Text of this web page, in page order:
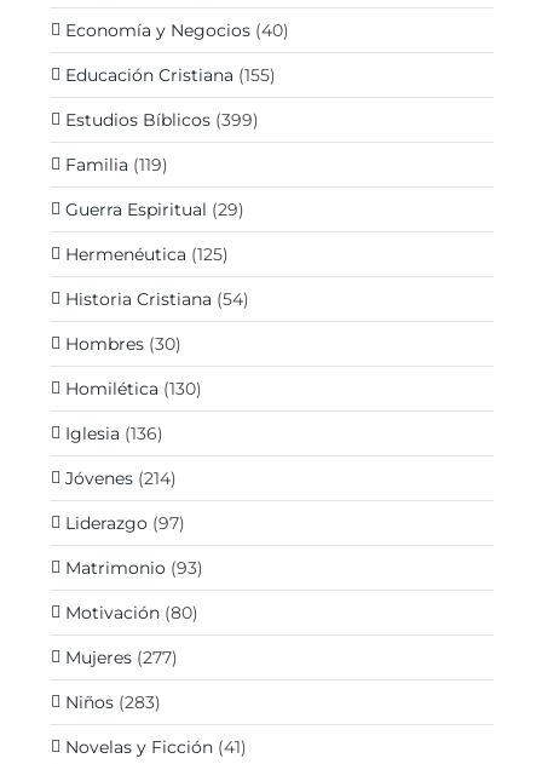
Economía y Negocios (40)
Educación Cristiana (155)
Estudios Bíblicos (399)
Familia (119)
Guerra Espiritual (29)
Hermenéutica (125)
Historia Cristiana (54)
Hombres (30)
Homilética (130)
Iglesia (136)
Jóvenes (214)
Liderazgo (97)
Matrimonio (93)
Motivación (80)
Mujeres (277)
Niños (283)
Novelas y Ficción (41)